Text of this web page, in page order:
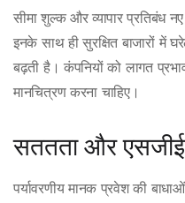
सीमा शुल्क और व्यापार प्रतिबंध
इनके साथ ही सुरक्षित बाजारों में
बढ़ती है। कंपनियों को लागत
मानचित्रण करना चाहिए।
सततता और एसजीई
पर्यावरणीय मानक प्रवेश की